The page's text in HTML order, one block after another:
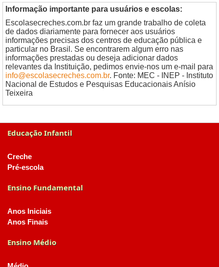
Informação importante para usuários e escolas:
Escolasecreches.com.br faz um grande trabalho de coleta
de dados diariamente para fornecer aos usuários
informações precisas dos centros de educação pública e
particular no Brasil. Se encontrarem algum erro nas
informações prestadas ou deseja adicionar dados
relevantes da Instituição, pedimos envie-nos um e-mail para
info@escolasecreches.com.br. Fonte: MEC - INEP - Instituto
Nacional de Estudos e Pesquisas Educacionais Anísio
Teixeira
Educação Infantil
Creche
Pré-escola
Ensino Fundamental
Anos Iniciais
Anos Finais
Ensino Médio